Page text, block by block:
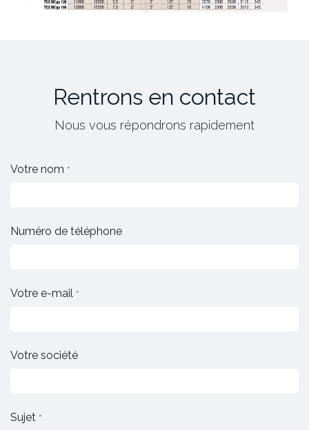
Rentrons en contact
Nous vous répondrons rapidement
Votre nom *
Numéro de téléphone
Votre e-mail *
Votre société
Sujet *